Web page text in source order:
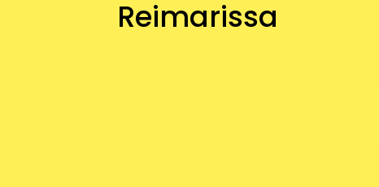
Reimarissa